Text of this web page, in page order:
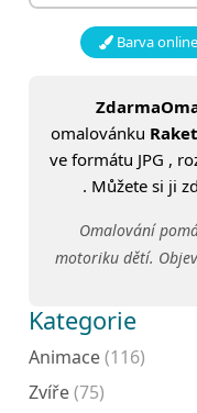
Barva online
omalovánku
ve formátu JPG ,
. Můžete si ji
Omalování
motoriku dětí.
Kategorie
Animace(116)
Zvíře(75)